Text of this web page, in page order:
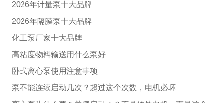
2026年计量泵十大品牌
2026年隔膜泵十大品牌
化工泵厂家十大品牌
高粘度物料输送用什么泵好
卧式离心泵使用注意事项
泵不能连续启动几次？超过这个次数，电机必坏